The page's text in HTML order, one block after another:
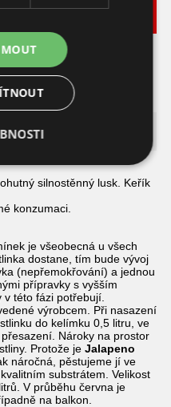
ca196_10
silnostěnný lusk. Keřík
konzumaci.
je všeobecná u všech
dostane, tím bude vývoj
(nepřemokřování) a jednou
přípravky s vyšším
této fázi potřebují.
výrobcem. Při nasazení
do kelímku 0,5 litru, ve
Nároky na prostor
Protože je Jalapeno
náročná, pěstujeme jí ve
substrátem. Velikost
V průběhu června je
na balkon.